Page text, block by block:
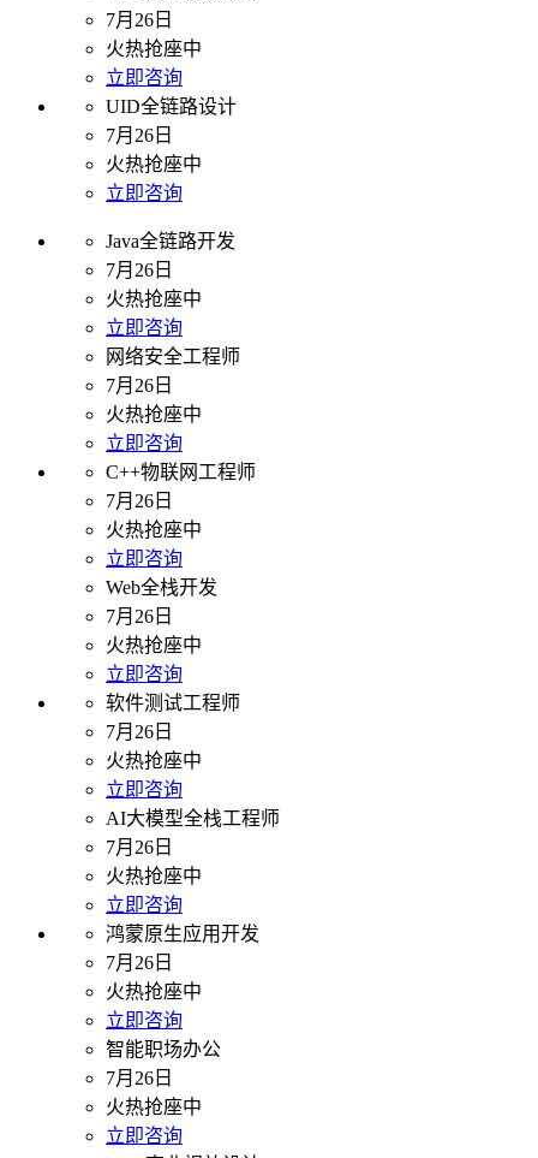
7月26日
火热抢座中
立即咨询
UID全链路设计
7月26日
火热抢座中
立即咨询
Java全链路开发
7月26日
火热抢座中
立即咨询
网络安全工程师
7月26日
火热抢座中
立即咨询
C++物联网工程师
7月26日
火热抢座中
立即咨询
Web全栈开发
7月26日
火热抢座中
立即咨询
软件测试工程师
7月26日
火热抢座中
立即咨询
AI大模型全栈工程师
7月26日
火热抢座中
立即咨询
鸿蒙原生应用开发
7月26日
火热抢座中
立即咨询
智能职场办公
7月26日
火热抢座中
立即咨询